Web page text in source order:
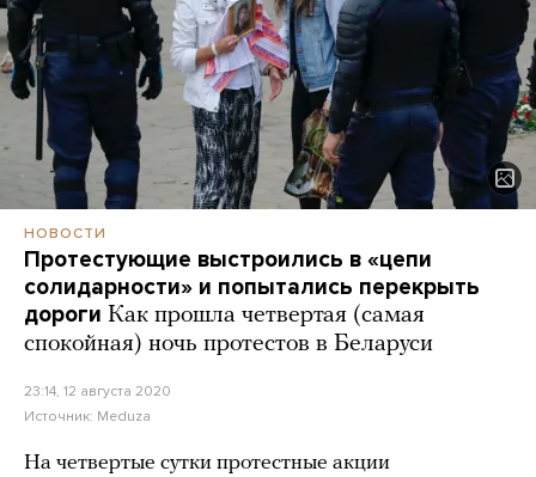
НОВОСТИ
Протестующие выстроились в «цепи
солидарности» и попытались перекрыть
дороги Как прошла четвертая (самая
спокойная) ночь протестов в Беларуси
23:14, 12 августа 2020
Источник: Meduza
На четвертые сутки протестные акции